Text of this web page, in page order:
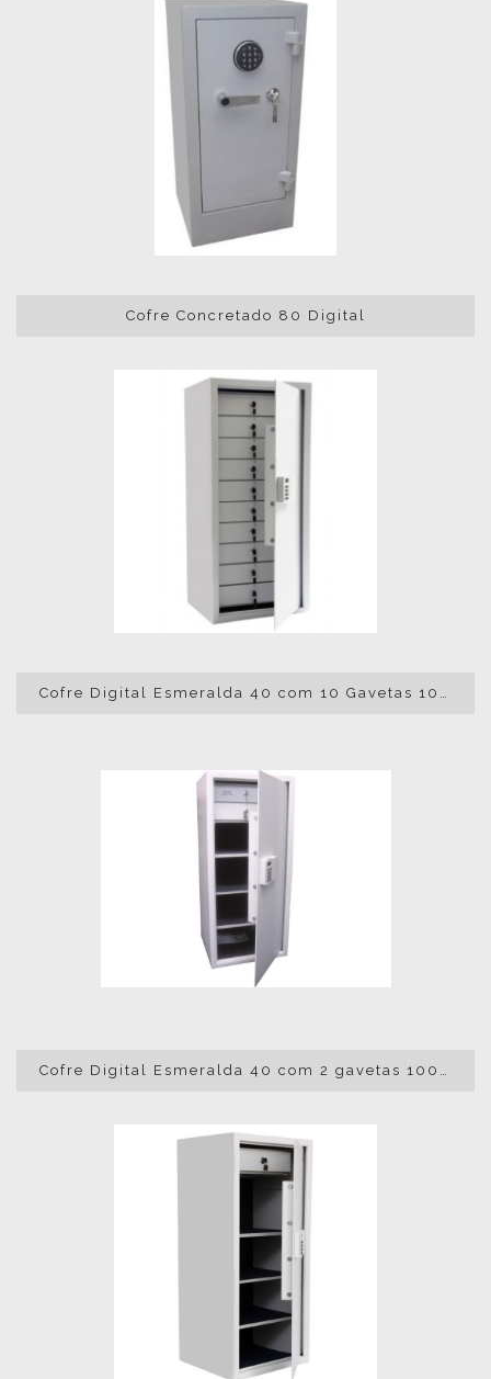
Cofre Concretado 80 Digital
Cofre Digital Esmeralda 40 com 10 Gavetas 100x45x40
Cofre Digital Esmeralda 40 com 2 gavetas 100x45x40